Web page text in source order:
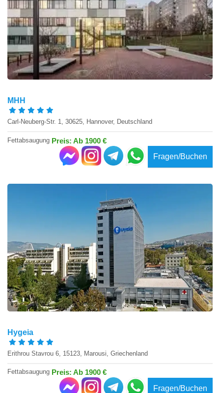
MHH
Carl-Neuberg-Str. 1, 30625, Hannover, Deutschland
Fettabsaugung Preis: Ab 1900 €
Fragen/Buchen
Hygeia
Erithrou Stavrou 6, 15123, Marousi, Griechenland
Fettabsaugung Preis: Ab 1900 €
Fragen/Buchen